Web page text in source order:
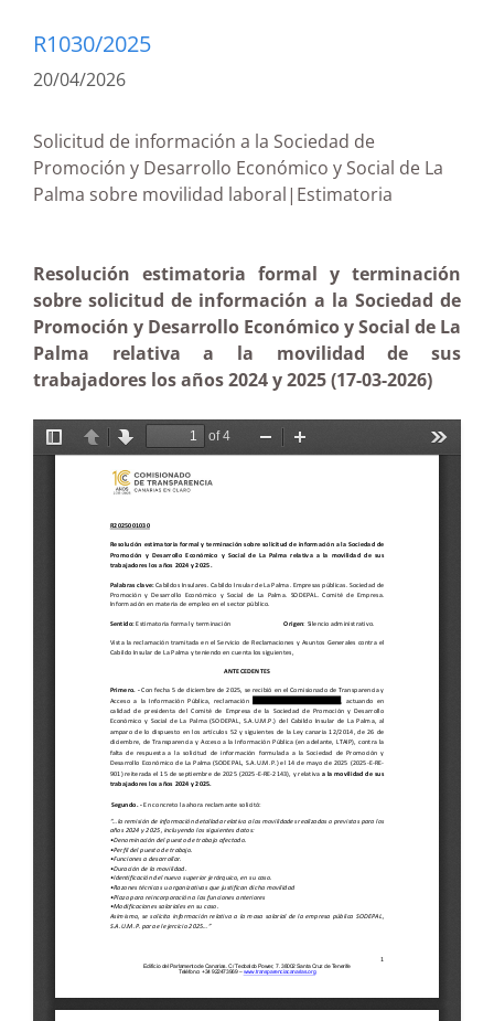
R1030/2025
20/04/2026
Solicitud de información a la Sociedad de
Promoción y Desarrollo Económico y Social de La
Palma sobre movilidad laboral|Estimatoria
Resolución estimatoria formal y terminación
sobre solicitud de información a la Sociedad de
Promoción y Desarrollo Económico y Social de La
Palma relativa a la movilidad de sus
trabajadores los años 2024 y 2025 (17-03-2026)